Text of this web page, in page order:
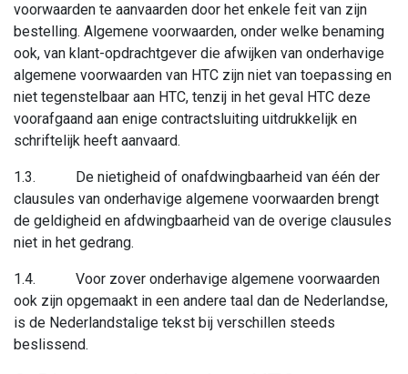
voorwaarden te aanvaarden door het enkele feit van zijn
bestelling. Algemene voorwaarden, onder welke benaming
ook, van klant-opdrachtgever die afwijken van onderhavige
algemene voorwaarden van HTC zijn niet van toepassing en
niet tegenstelbaar aan HTC, tenzij in het geval HTC deze
voorafgaand aan enige contractsluiting uitdrukkelijk en
schriftelijk heeft aanvaard.
1.3.
De nietigheid of onafdwingbaarheid van één der
clausules van onderhavige algemene voorwaarden brengt
de geldigheid en afdwingbaarheid van de overige clausules
niet in het gedrang.
1.4. Voor zover onderhavige algemene voorwaarden
ook zijn opgemaakt in een andere taal dan de Nederlandse,
is de Nederlandstalige tekst bij verschillen steeds
beslissend.